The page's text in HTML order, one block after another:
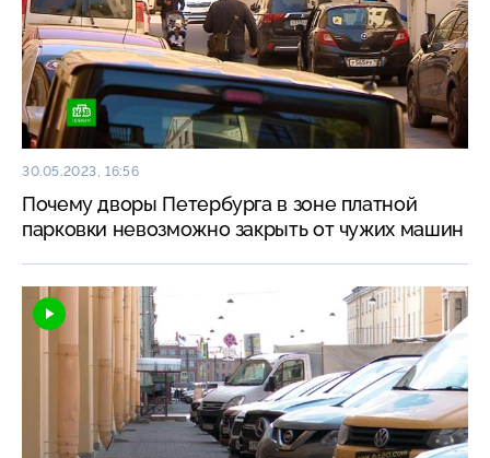
30.05.2023, 16:56
Почему дворы Петербурга в зоне платной
парковки невозможно закрыть от чужих машин